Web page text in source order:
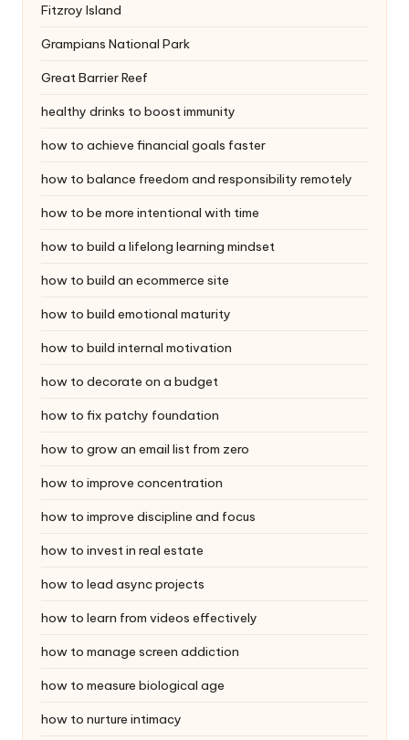
Fitzroy Island
Grampians National Park
Great Barrier Reef
healthy drinks to boost immunity
how to achieve financial goals faster
how to balance freedom and responsibility remotely
how to be more intentional with time
how to build a lifelong learning mindset
how to build an ecommerce site
how to build emotional maturity
how to build internal motivation
how to decorate on a budget
how to fix patchy foundation
how to grow an email list from zero
how to improve concentration
how to improve discipline and focus
how to invest in real estate
how to lead async projects
how to learn from videos effectively
how to manage screen addiction
how to measure biological age
how to nurture intimacy